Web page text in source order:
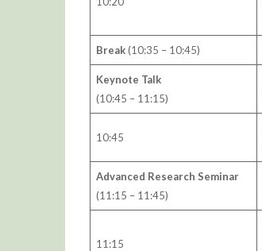
Break(10:35 – 10:45)
Keynote Talk
(10:45 – 11:15)
10:45
Advanced Research Seminar
(11:15 – 11:45)
11:15